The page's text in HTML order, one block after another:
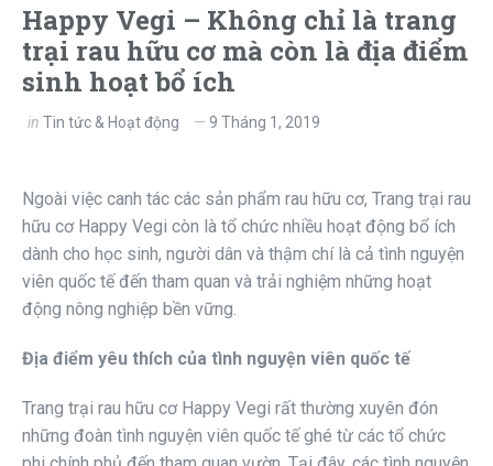
Happy Vegi – Không chỉ là trang
trại rau hữu cơ mà còn là địa điểm
sinh hoạt bổ ích
in Tin tức & Hoạt động 9 Tháng 1, 2019
Ngoài việc canh tác các sản phẩm rau hữu cơ, Trang trại rau
hữu cơ Happy Vegi còn là tổ chức nhiều hoạt động bổ ích
dành cho học sinh, người dân và thậm chí là cả tình nguyện
viên quốc tế đến tham quan và trải nghiệm những hoạt
động nông nghiệp bền vững.
Địa điểm yêu thích của tình nguyện viên quốc tế
Trang trại rau hữu cơ Happy Vegi rất thường xuyên đón
những đoàn tình nguyện viên quốc tế ghé từ các tổ chức